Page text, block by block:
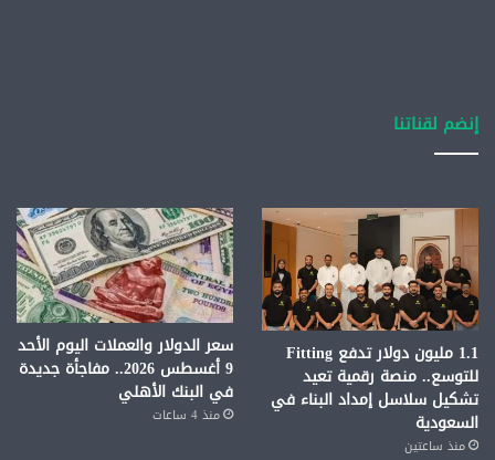
إنضم لقناتنا
1.1 مليون دولار تدفع Fitting
للتوسع.. منصة رقمية تعيد
تشكيل سلاسل إمداد البناء في
السعودية
منذ ساعتين
سعر الدولار والعملات اليوم الأحد
9 أغسطس 2026.. مفاجأة جديدة
في البنك الأهلي
منذ 4 ساعات